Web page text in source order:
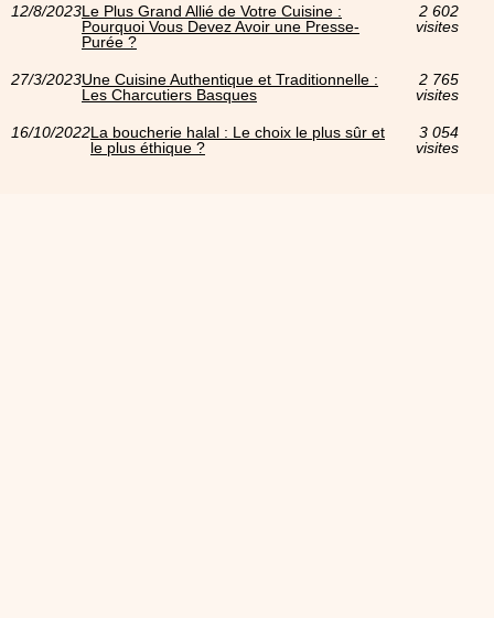
12/8/2023Le Plus Grand Allié de Votre Cuisine :
Pourquoi Vous Devez Avoir une Presse-
Purée ?
2 602
visites
27/3/2023Une Cuisine Authentique et Traditionnelle :
Les Charcutiers Basques
2 765
visites
16/10/2022La boucherie halal : Le choix le plus sûr et
le plus éthique ?
3 054
visites